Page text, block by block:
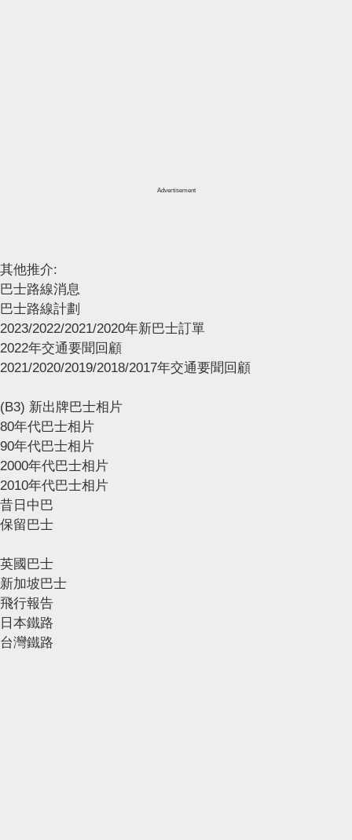
Advertisement
其他推介:
巴士路線消息
巴士路線計劃
2023/2022/2021/2020年新巴士訂單
2022年交通要聞回顧
2021/2020/2019/2018/2017年交通要聞回顧
(B3) 新出牌巴士相片
80年代巴士相片
90年代巴士相片
2000年代巴士相片
2010年代巴士相片
昔日中巴
保留巴士
英國巴士
新加坡巴士
飛行報告
日本鐵路
台灣鐵路